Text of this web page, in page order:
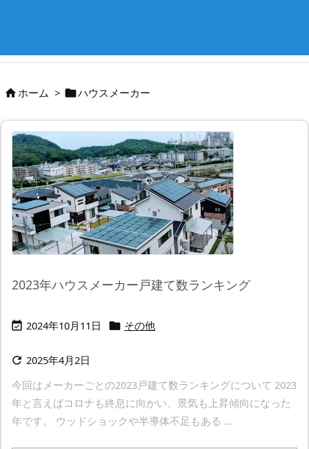
ホーム > ハウスメーカー
2023年ハウスメーカー戸建て数ランキング
 2024年10月11日  その他
 2025年4月2日
今回はメーカーごとの2023戸建て数ランキングについて 2023
年と言えばコロナも終息に向かい、景気も上昇傾向になった
年です。 ウッドショックや半導体不足もある ...